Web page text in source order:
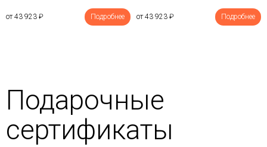
от 43 923 ₽ Подробнее от 43 923 ₽ Подробнее
Подарочные
сертификаты